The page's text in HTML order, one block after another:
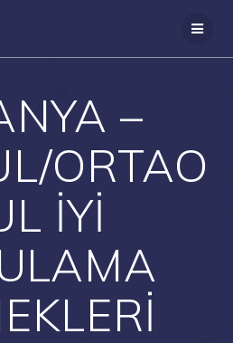
–
ORTAO
İYİ